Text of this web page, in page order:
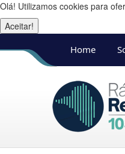
Olá! Utilizamos cookies para
Aceitar!
Home